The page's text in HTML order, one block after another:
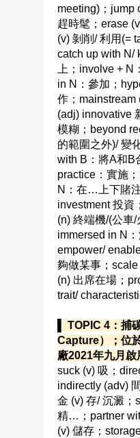
meeting)；jump
趕時髦；erase
(v) 剝削/ 利用(=
catch up with N/
上；involve +
in N：參加；
作；mainstream
(adj) innovative
模糊；beyond
的範圍之外)/ 變
with B：將A和B
practice：實施
N：在…上下賭
investment 投資
(n) 終端機/(公車
immersed in N
empower/
夠做某事；
(n) 出席在場；
trait/
▌ TOPIC 4：捕
Capture）；位
廠2021年九月啟
suck (v) 吸；
indirectly (adv)
金 (v) 存/ 沉澱
精…；partner
(v) 儲存；